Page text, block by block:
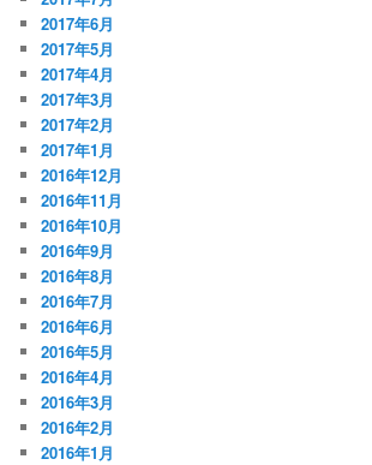
2017年6月
2017年5月
2017年4月
2017年3月
2017年2月
2017年1月
2016年12月
2016年11月
2016年10月
2016年9月
2016年8月
2016年7月
2016年6月
2016年5月
2016年4月
2016年3月
2016年2月
2016年1月